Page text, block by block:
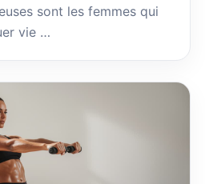
sont les femmes qui
vie …